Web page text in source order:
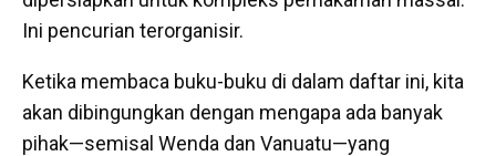
Ini pencurian terorganisir.
Ketika membaca buku-buku di dalam daftar ini, kita
akan dibingungkan dengan mengapa ada banyak
pihak—semisal Wenda dan Vanuatu—yang